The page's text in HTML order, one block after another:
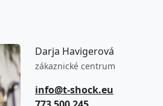
Darja Havigerová
zákaznické centrum
info@t-shock.eu